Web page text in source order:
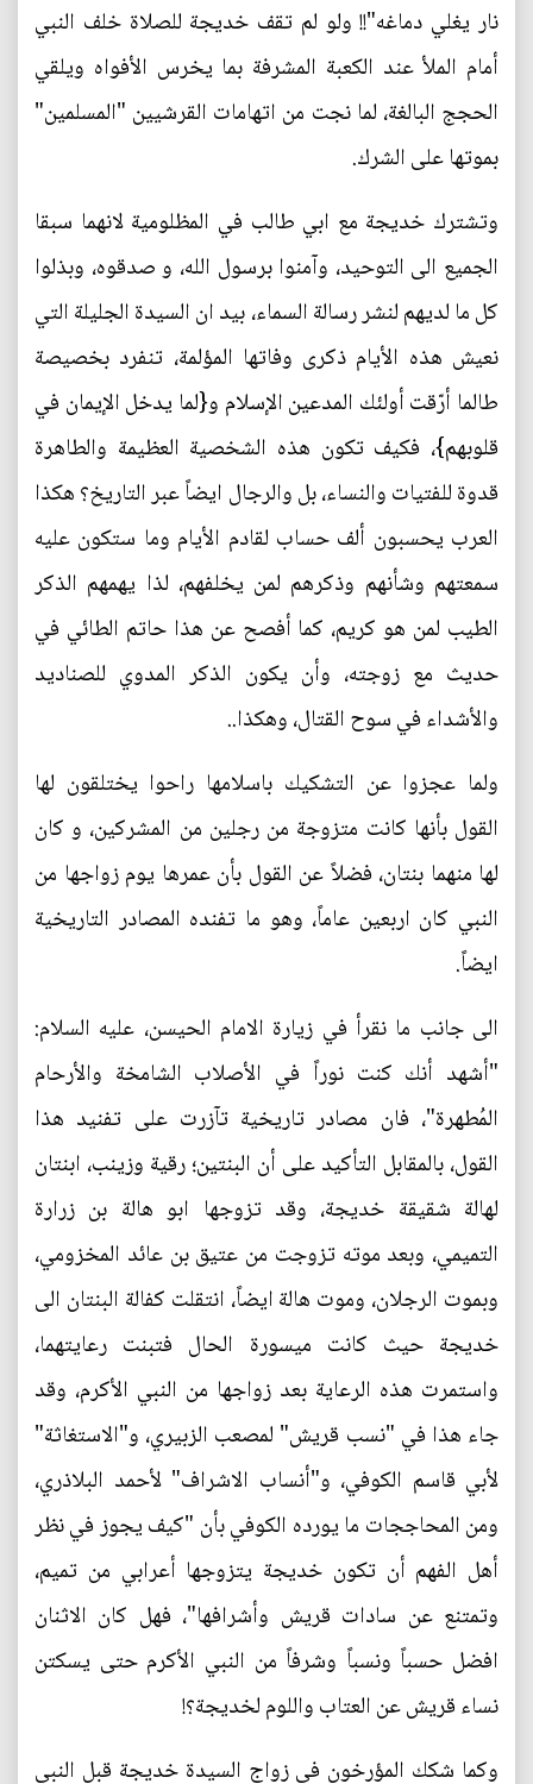
نار يغلي دماغه"!! ولو لم تقف خديجة للصلاة خلف النبي
أمام الملأ عند الكعبة المشرفة بما يخرس الأفواه ويلقي
الحجج البالغة، لما نجت من اتهامات القرشيين "المسلمين"
بموتها على الشرك.
وتشترك خديجة مع ابي طالب في المظلومية لانهما سبقا
الجميع الى التوحيد، وآمنوا برسول الله، و صدقوه، وبذلوا
كل ما لديهم لنشر رسالة السماء، بيد ان السيدة الجليلة التي
نعيش هذه الأيام ذكرى وفاتها المؤلمة، تنفرد بخصيصة
طالما أرّقت أولئك المدعين الإسلام و{لما يدخل الإيمان في
قلوبهم}، فكيف تكون هذه الشخصية العظيمة والطاهرة
قدوة للفتيات والنساء، بل والرجال ايضاً عبر التاريخ؟ هكذا
العرب يحسبون ألف حساب لقادم الأيام وما ستكون عليه
سمعتهم وشأنهم وذكرهم لمن يخلفهم، لذا يهمهم الذكر
الطيب لمن هو كريم، كما أفصح عن هذا حاتم الطائي في
حديث مع زوجته، وأن يكون الذكر المدوي للصناديد
والأشداء في سوح القتال، وهكذا..
ولما عجزوا عن التشكيك باسلامها راحوا يختلقون لها
القول بأنها كانت متزوجة من رجلين من المشركين، و كان
لها منهما بنتان، فضلاً عن القول بأن عمرها يوم زواجها من
النبي كان اربعين عاماً، وهو ما تفنده المصادر التاريخية
ايضاً.
الى جانب ما نقرأ في زيارة الامام الحيسن، عليه السلام:
"أشهد أنك كنت نوراً في الأصلاب الشامخة والأرحام
المُطهرة"، فان مصادر تاريخية تآزرت على تفنيد هذا
القول، بالمقابل التأكيد على أن البنتين؛ رقية وزينب، ابنتان
لهالة شقيقة خديجة، وقد تزوجها ابو هالة بن زرارة
التميمي، وبعد موته تزوجت من عتيق بن عائد المخزومي،
وبموت الرجلان، وموت هالة ايضاً، انتقلت كفالة البنتان الى
خديجة حيث كانت ميسورة الحال فتبنت رعايتهما،
واستمرت هذه الرعاية بعد زواجها من النبي الأكرم، وقد
جاء هذا في "نسب قريش" لمصعب الزبيري، و"الاستغاثة"
لأبي قاسم الكوفي، و"أنساب الاشراف" لأحمد البلاذري،
ومن المحاججات ما يورده الكوفي بأن "كيف يجوز في نظر
أهل الفهم أن تكون خديجة يتزوجها أعرابي من تميم،
وتمتنع عن سادات قريش وأشرافها"، فهل كان الاثنان
افضل حسباً ونسباً وشرفاً من النبي الأكرم حتى يسكتن
نساء قريش عن العتاب واللوم لخديجة؟!
وكما شكك المؤرخون في زواج السيدة خديجة قبل النبي